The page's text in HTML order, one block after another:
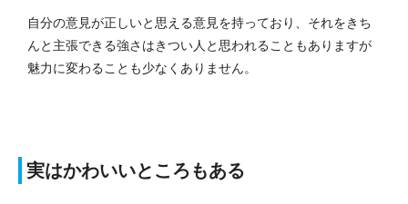
自分の意見が正しいと思える意見を持っており、それをきち
んと主張できる強さはきつい人と思われることもありますが
魅力に変わることも少なくありません。
実はかわいいところもある